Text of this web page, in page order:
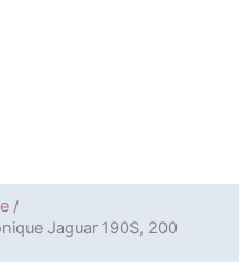
Jaguar 190S, 200